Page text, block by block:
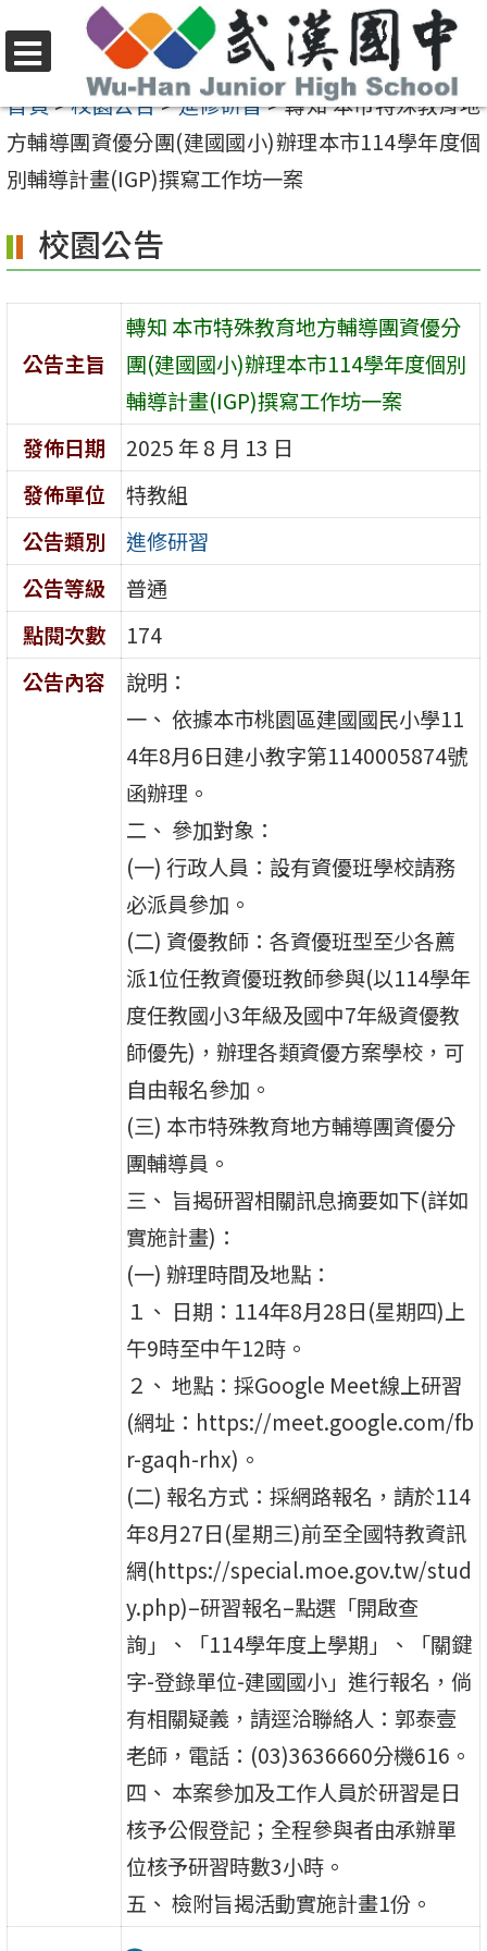
至
要
內
區
選
單
首頁>校園公告>進修研習>轉知 本市特殊教育地
方輔導團資優分團(建國國小)辦理本市114學年度個
別輔導計畫(IGP)撰寫工作坊一案
校園公告
公告主旨
轉知 本市特殊教育地方輔導團資優分
團(建國國小)辦理本市114學年度個別
輔導計畫(IGP)撰寫工作坊一案
發佈日期
2025 年 8 月 13 日
發佈單位
特教組
公告類別
進修研習
公告等級
普通
點閱次數
174
公告內容
說明：
一、 依據本市桃園區建國國民小學11
4年8月6日建小教字第1140005874號
函辦理。
二、 參加對象：
(一) 行政人員：設有資優班學校請務
必派員參加。
(二) 資優教師：各資優班型至少各薦
派1位任教資優班教師參與(以114學年
度任教國小3年級及國中7年級資優教
師優先)，辦理各類資優方案學校，可
自由報名參加。
(三) 本市特殊教育地方輔導團資優分
團輔導員。
三、 旨揭研習相關訊息摘要如下(詳如
實施計畫)：
(一) 辦理時間及地點：
１、 日期：114年8月28日(星期四)上
午9時至中午12時。
２、 地點：採Google Meet線上研習
(網址：https://meet.google.com/fb
r-gaqh-rhx)。
(二) 報名方式：採網路報名，請於114
年8月27日(星期三)前至全國特教資訊
網(https://special.moe.gov.tw/stud
y.php)–研習報名–點選「開啟查
詢」、「114學年度上學期」、「關鍵
字-登錄單位-建國國小」進行報名，倘
有相關疑義，請逕洽聯絡人：郭泰壹
老師，電話：(03)3636660分機616。
四、 本案參加及工作人員於研習是日
核予公假登記；全程參與者由承辦單
位核予研習時數3小時。
五、 檢附旨揭活動實施計畫1份。